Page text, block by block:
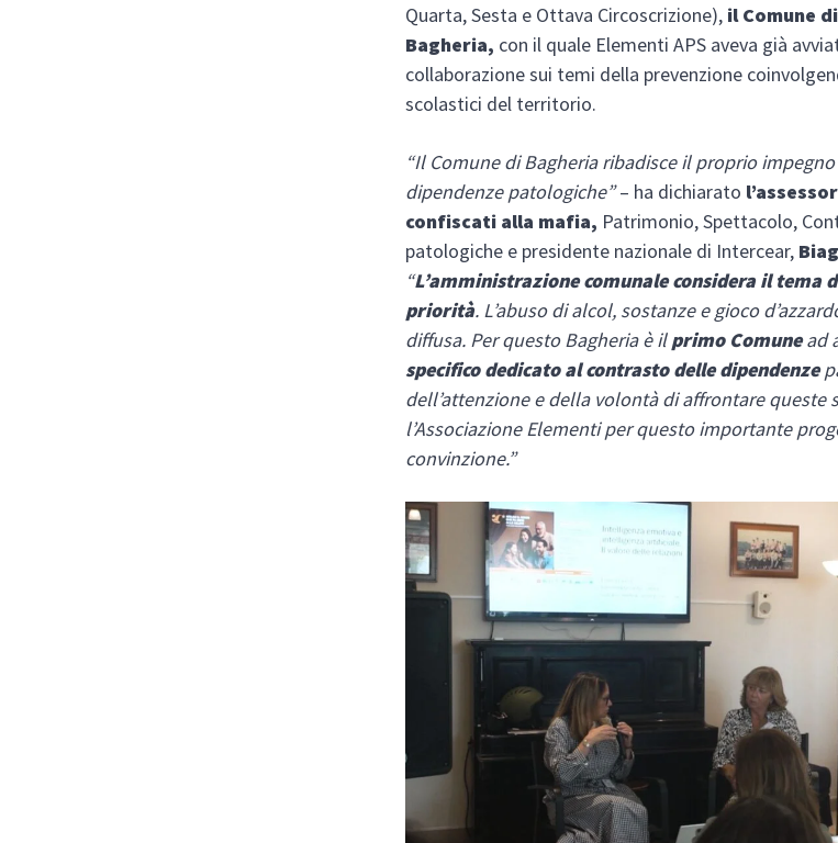
Quarta, Sesta e Ottava Circoscrizione), il Comune
Bagheria, con il quale Elementi APS aveva già
collaborazione sui temi della prevenzione
scolastici del territorio.
“Il Comune di Bagheria ribadisce il proprio
dipendenze patologiche”– ha dichiarato
confiscati alla mafia, Patrimonio, Spettacolo,
patologiche e presidente nazionale di Intercear,
“L’amministrazione comunale considera il tema
priorità. L’abuso di alcol, sostanze e gioco
diffusa. Per questo Bagheria è ilprimo Comunead
specifico dedicato al contrasto delle dipendenze
dell’attenzione e della volontà di affrontare queste
l’Associazione Elementi per questo importante
convinzione.”